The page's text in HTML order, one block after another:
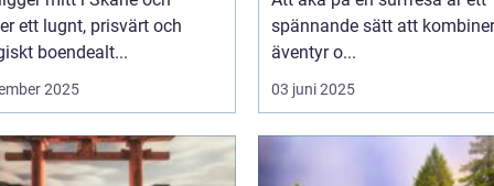
ett lugnt, prisvärt och
boendealt...
2025
spännande sätt att
äventyr o...
03 juni 2025